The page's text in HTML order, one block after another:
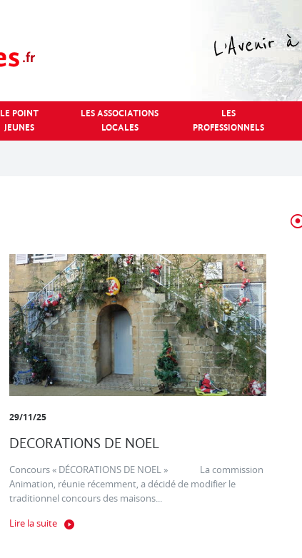
LE POINT
JEUNES
LES ASSOCIATIONS
LOCALES
LES
PROFESSIONNELS
29/11/25
DECORATIONS DE NOEL
Concours « DÉCORATIONS DE NOEL » La commission
Animation, réunie récemment, a décidé de modifier le
traditionnel concours des maisons...
Lire la suite